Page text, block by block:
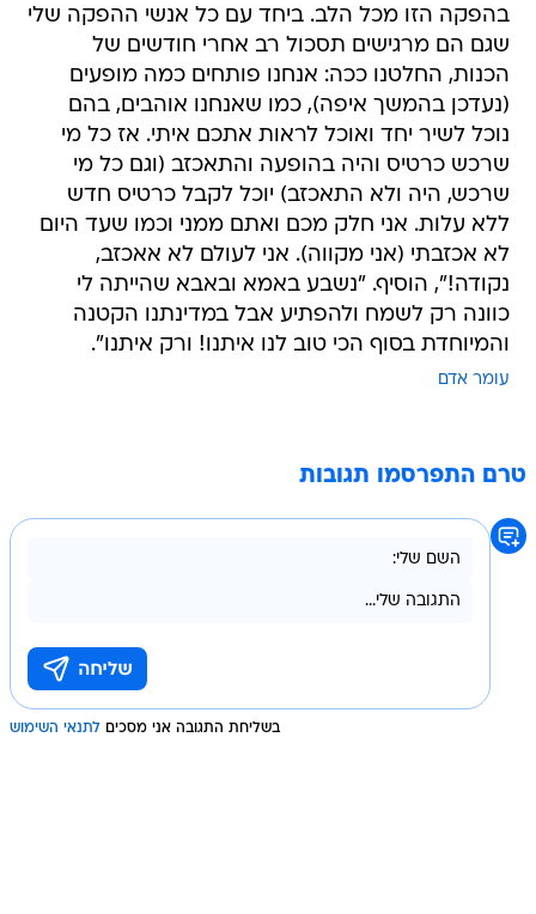
בהפקה הזו מכל הלב. ביחד עם כל אנשי ההפקה שלי
שגם הם מרגישים תסכול רב אחרי חודשים של
הכנות, החלטנו ככה: אנחנו פותחים כמה מופעים
(נעדכן בהמשך איפה), כמו שאנחנו אוהבים, בהם
נוכל לשיר יחד ואוכל לראות אתכם איתי. אז כל מי
שרכש כרטיס והיה בהופעה והתאכזב (וגם כל מי
שרכש, היה ולא התאכזב) יוכל לקבל כרטיס חדש
ללא עלות. אני חלק מכם ואתם ממני וכמו שעד היום
לא אכזבתי (אני מקווה). אני לעולם לא אאכזב,
נקודה!", הוסיף. "נשבע באמא ובאבא שהייתה לי
כוונה רק לשמח ולהפתיע אבל במדינתנו הקטנה
והמיוחדת בסוף הכי טוב לנו איתנו! ורק איתנו".
עומר אדם
טרם התפרסמו תגובות
בשליחת התגובה אני מסכים לתנאי השימוש